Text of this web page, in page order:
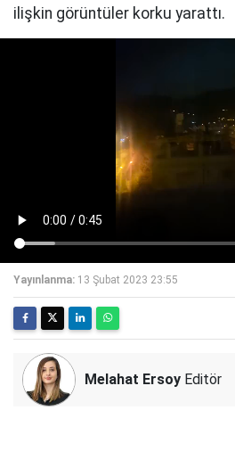
ilişkin görüntüler korku yarattı.
Yayınlanma: 13 Şubat 2023 23:55
Melahat Ersoy Editör